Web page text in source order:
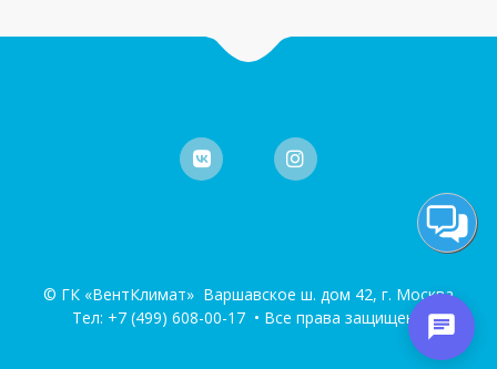
© ГК «ВентКлимат» Варшавское ш. дом 42, г. Москва
Тел: +7 (499) 608-00-17• Все права защищены